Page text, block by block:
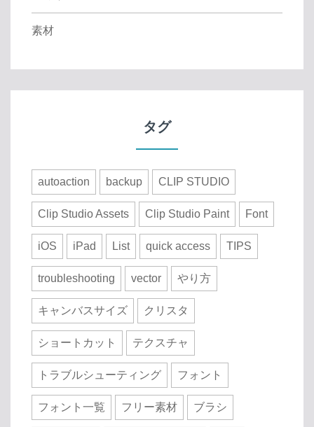
素材
タグ
autoaction backup CLIP STUDIO
Clip Studio Assets Clip Studio Paint Font
iOS iPad List quick access TIPS
troubleshooting vector やり方
キャンバスサイズ クリスタ
ショートカット テクスチャ
トラブルシューティング フォント
フォント一覧 フリー素材 ブラシ